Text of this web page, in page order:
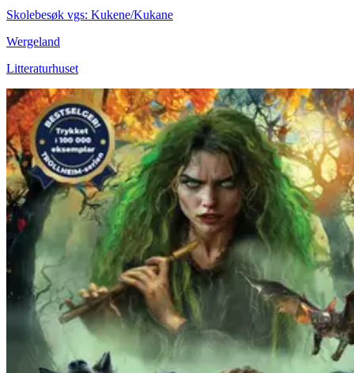
Skolebesøk vgs: Kukene/Kukane
Wergeland
Litteraturhuset